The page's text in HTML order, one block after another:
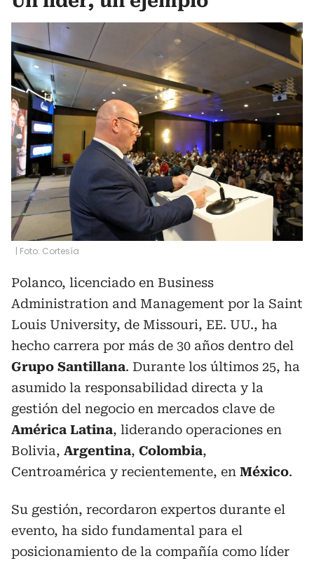
| Foto: Cortesía
Polanco, licenciado en Business
Administration and Management por la Saint
Louis University, de Missouri, EE. UU., ha
hecho carrera por más de 30 años dentro del
Grupo Santillana. Durante los últimos 25, ha
asumido la responsabilidad directa y la
gestión del negocio en mercados clave de
América Latina, liderando operaciones en
Bolivia, Argentina, Colombia,
Centroamérica y recientemente, en México.
Su gestión, recordaron expertos durante el
evento, ha sido fundamental para el
posicionamiento de la compañía como líder